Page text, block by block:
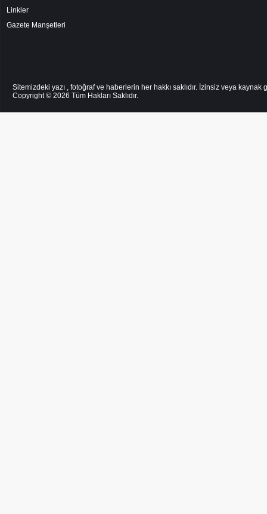
Linkler
Gazete Manşetleri
Sitemizdeki yazı , fotoğraf ve haberlerin her hakkı saklıdır. İzinsiz veya
Copyright © 2026 Tüm Hakları Saklıdır.